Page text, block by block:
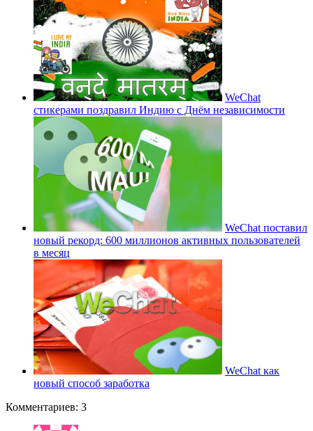
WeChat
стикерами поздравил Индию с Днём независимости
WeChat поставил
новый рекорд: 600 миллионов активных пользователей
в месяц
WeChat как
новый способ заработка
Комментариев: 3